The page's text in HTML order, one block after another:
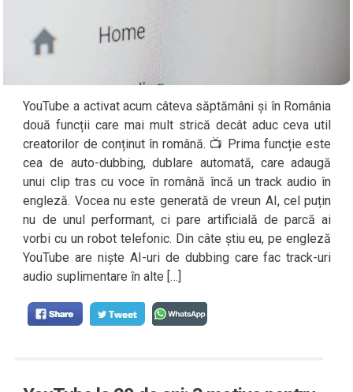
YouTube a activat acum câteva săptămâni și în România
două funcții care mai mult strică decât aduc ceva util
creatorilor de conținut în română. 📺 Prima funcție este
cea de auto-dubbing, dublare automată, care adaugă
unui clip tras cu voce în română încă un track audio în
engleză. Vocea nu este generată de vreun AI, cel puțin
nu de unul performant, ci pare artificială de parcă ai
vorbi cu un robot telefonic. Din câte știu eu, pe engleză
YouTube are niște AI-uri de dubbing care fac track-uri
audio suplimentare în alte […]